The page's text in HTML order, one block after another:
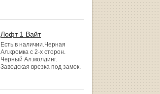
Лофт 1 Вайт
Есть в наличии.Черная
Ал.кромка с 2-х сторон.
Черный Ал.молдинг.
Заводская врезка под замок.